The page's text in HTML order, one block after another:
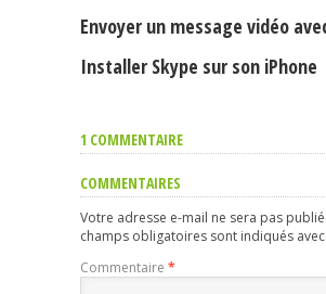
Envoyer un message vidéo
Installer Skype sur son iPhone
1 COMMENTAIRE
COMMENTAIRES
Votre adresse e-mail ne sera pas
champs obligatoires sont indiqués avec
Commentaire *